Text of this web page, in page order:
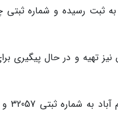
به ثبت رسیده و شماره
نیز تهیه و در حال پیگیری
او در